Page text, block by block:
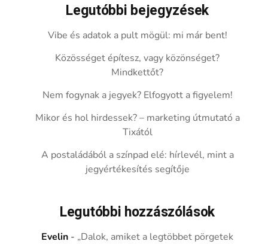
Legutóbbi bejegyzések
Vibe és adatok a pult mögül: mi már bent!
Közösséget építesz, vagy közönséget?
Mindkettőt?
Nem fogynak a jegyek? Elfogyott a figyelem!
Mikor és hol hirdessek? – marketing útmutató a
Tixától
A postaládából a színpad elé: hírlevél, mint a
jegyértékesítés segítője
Legutóbbi hozzászólások
Evelin - „Dalok, amiket a legtöbbet pörgetek